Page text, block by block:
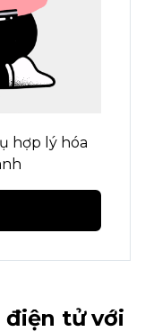
hợp lý hóa
tử với